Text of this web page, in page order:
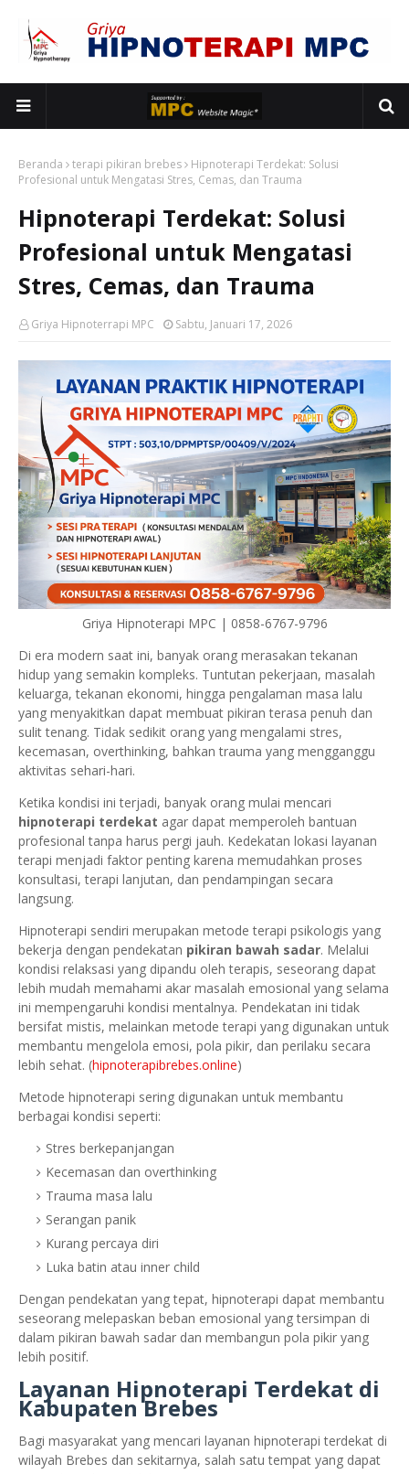
Beranda terapi pikiran brebes
Hipnoterapi Terdekat: Solusi
Profesional untuk Mengatasi Stres, Cemas, dan Trauma
Hipnoterapi Terdekat: Solusi
Profesional untuk Mengatasi
Stres, Cemas, dan Trauma
Griya Hipnoterrapi MPC Sabtu, Januari 17, 2026
Griya Hipnoterapi MPC | 0858-6767-9796
Di era modern saat ini, banyak orang merasakan tekanan
hidup yang semakin kompleks. Tuntutan pekerjaan, masalah
keluarga, tekanan ekonomi, hingga pengalaman masa lalu
yang menyakitkan dapat membuat pikiran terasa penuh dan
sulit tenang. Tidak sedikit orang yang mengalami stres,
kecemasan, overthinking, bahkan trauma yang mengganggu
aktivitas sehari-hari.
Ketika kondisi ini terjadi, banyak orang mulai mencari
hipnoterapi terdekat agar dapat memperoleh bantuan
profesional tanpa harus pergi jauh. Kedekatan lokasi layanan
terapi menjadi faktor penting karena memudahkan proses
konsultasi, terapi lanjutan, dan pendampingan secara
langsung.
Hipnoterapi sendiri merupakan metode terapi psikologis yang
bekerja dengan pendekatan pikiran bawah sadar. Melalui
kondisi relaksasi yang dipandu oleh terapis, seseorang dapat
lebih mudah memahami akar masalah emosional yang selama
ini mempengaruhi kondisi mentalnya. Pendekatan ini tidak
bersifat mistis, melainkan metode terapi yang digunakan untuk
membantu mengelola emosi, pola pikir, dan perilaku secara
lebih sehat. (hipnoterapibrebes.online)
Metode hipnoterapi sering digunakan untuk membantu
berbagai kondisi seperti:
Stres berkepanjangan
Kecemasan dan overthinking
Trauma masa lalu
Serangan panik
Kurang percaya diri
Luka batin atau inner child
Dengan pendekatan yang tepat, hipnoterapi dapat membantu
seseorang melepaskan beban emosional yang tersimpan di
dalam pikiran bawah sadar dan membangun pola pikir yang
lebih positif.
Layanan Hipnoterapi Terdekat di
Kabupaten Brebes
Bagi masyarakat yang mencari layanan hipnoterapi terdekat di
wilayah Brebes dan sekitarnya, salah satu tempat yang dapat